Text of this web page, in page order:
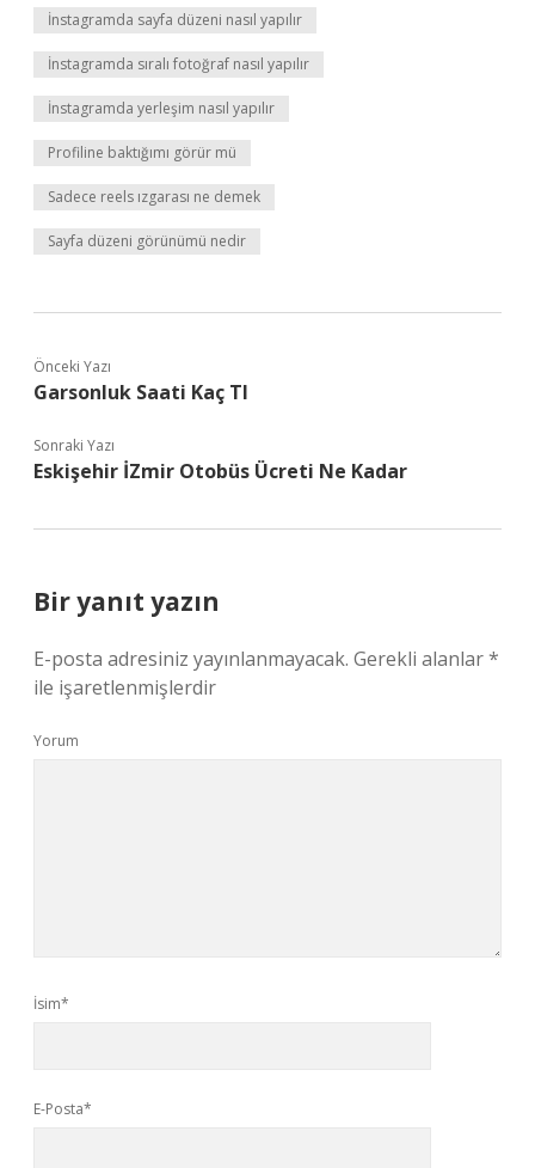
İnstagramda sayfa düzeni nasıl yapılır
İnstagramda sıralı fotoğraf nasıl yapılır
İnstagramda yerleşim nasıl yapılır
Profiline baktığımı görür mü
Sadece reels ızgarası ne demek
Sayfa düzeni görünümü nedir
Önceki Yazı
Garsonluk Saati Kaç Tl
Sonraki Yazı
Eskişehir İZmir Otobüs Ücreti Ne Kadar
Bir yanıt yazın
E-posta adresiniz yayınlanmayacak. Gerekli alanlar*
ile işaretlenmişlerdir
Yorum
İsim*
E-Posta*